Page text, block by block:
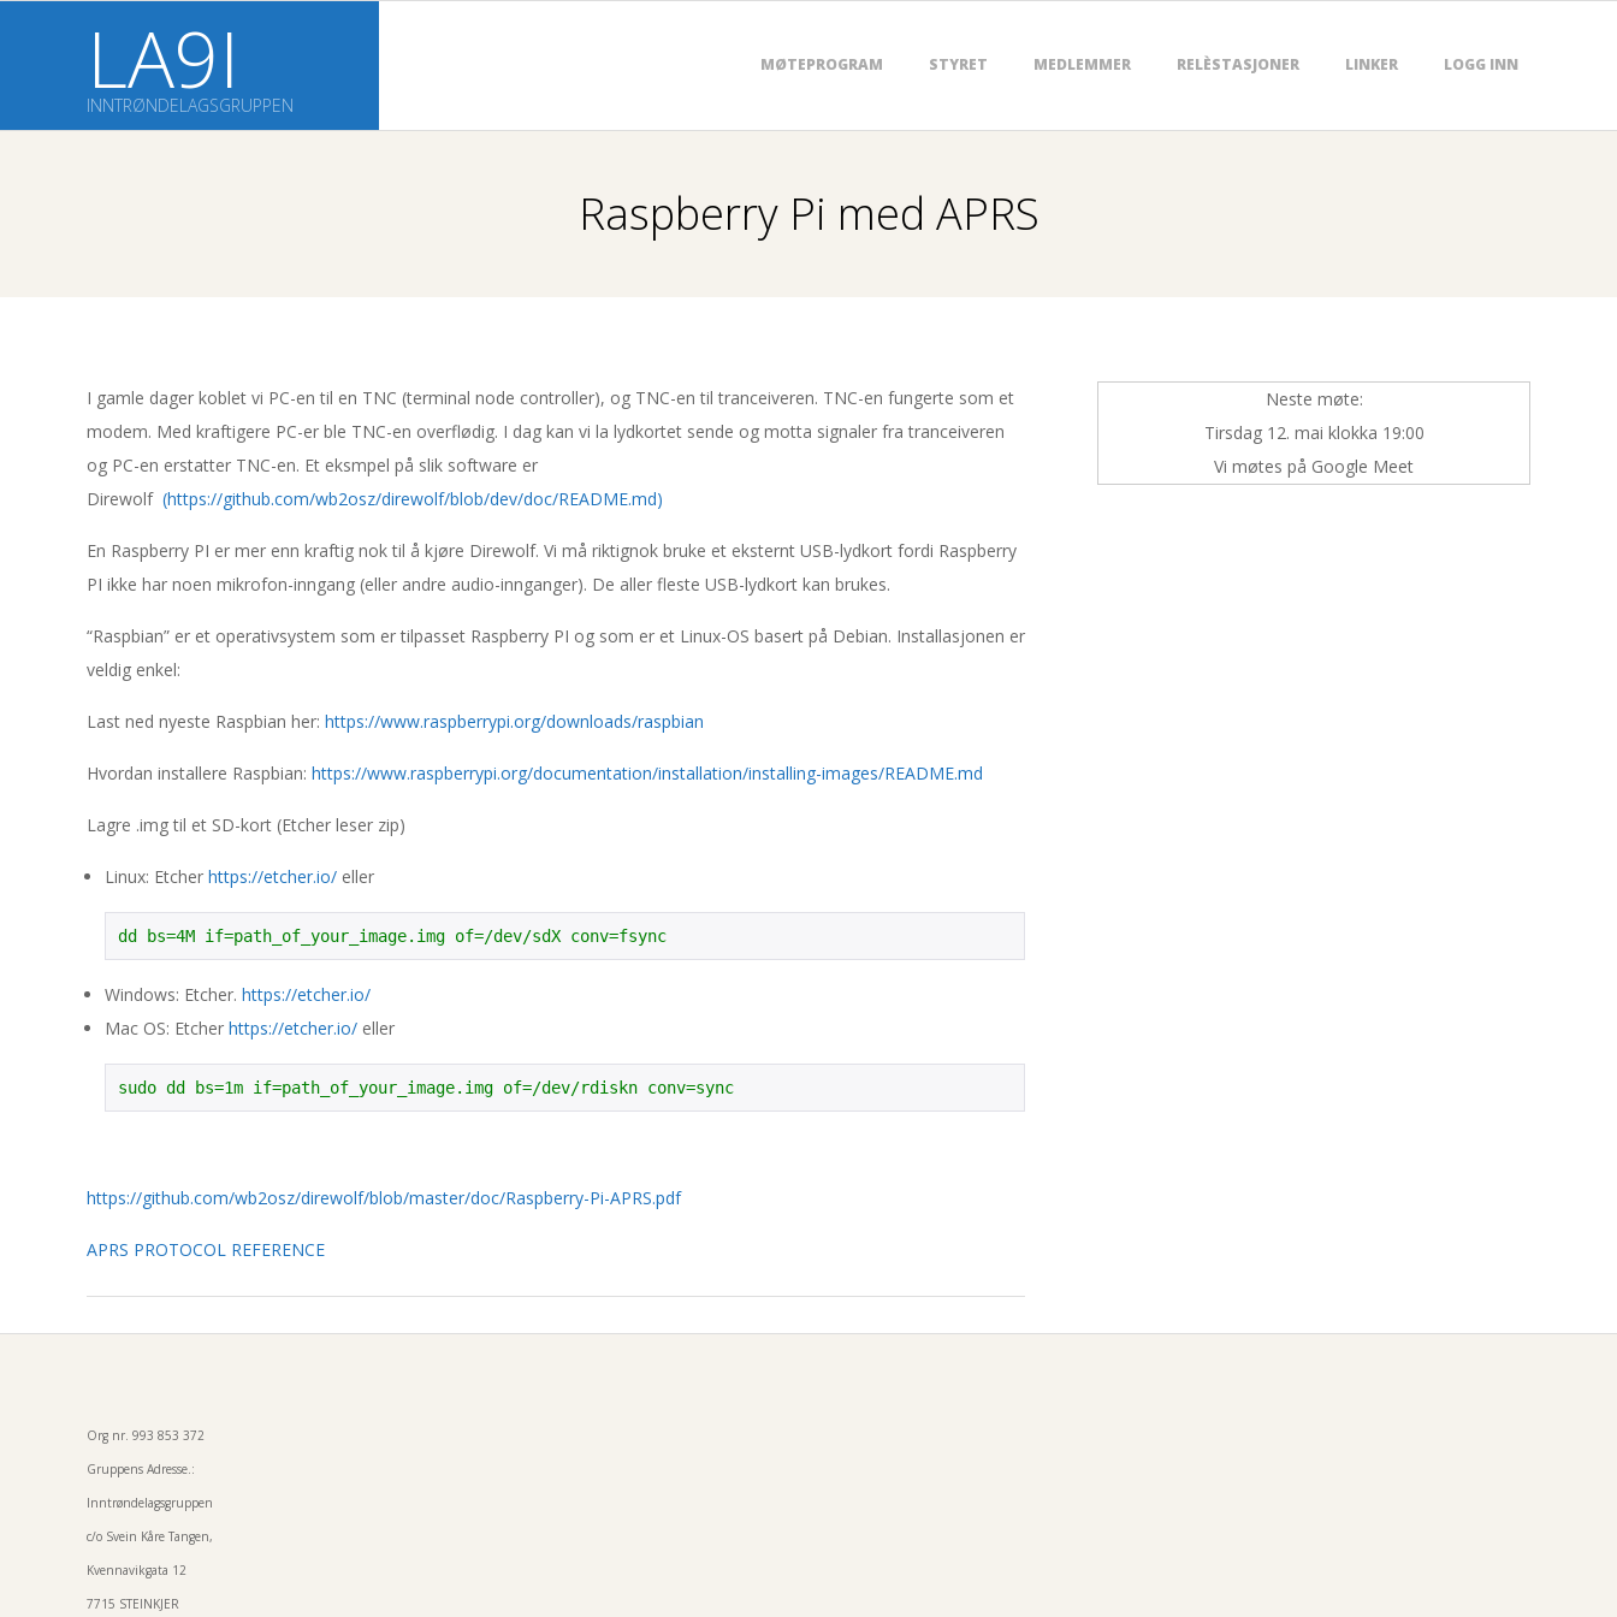
LA9I
INNTRØNDELAGSGRUPPEN
r
m
a
a
v
a
t
i
M
e
MØTEPROGRAM STYRET MEDLEMMER RELÈSTASJONER LINKER LOGG INN
Raspberry Pi med APRS
R
a
s
b
e
r
r
y
P
i
m
d
A
P
S
I gamle dager koblet vi PC-en til en TNC (terminal node controller), og TNC-en til tranceiveren. TNC-en fungerte som et
modem. Med kraftigere PC-er ble TNC-en overflødig. I dag kan vi la lydkortet sende og motta signaler fra tranceiveren
og PC-en erstatter TNC-en. Et eksmpel på slik software er
Direwolf (https://github.com/wb2osz/direwolf/blob/dev/doc/README.md)
En Raspberry PI er mer enn kraftig nok til å kjøre Direwolf. Vi må riktignok bruke et eksternt USB-lydkort fordi Raspberry
PI ikke har noen mikrofon-inngang (eller andre audio-innganger). De aller fleste USB-lydkort kan brukes.
“Raspbian” er et operativsystem som er tilpasset Raspberry PI og som er et Linux-OS basert på Debian. Installasjonen er
veldig enkel:
Last ned nyeste Raspbian her: https://www.raspberrypi.org/downloads/raspbian
Hvordan installere Raspbian: https://www.raspberrypi.org/documentation/installation/installing-images/README.md
Lagre .img til et SD-kort (Etcher leser zip)
Linux: Etcher https://etcher.io/ eller
dd bs=4M if=path_of_your_image.img of=/dev/sdX conv=fsync
Windows: Etcher. https://etcher.io/
Mac OS: Etcher https://etcher.io/ eller
sudo dd bs=1m if=path_of_your_image.img of=/dev/rdiskn conv=sync
https://github.com/wb2osz/direwolf/blob/master/doc/Raspberry-Pi-APRS.pdf
APRS PROTOCOL REFERENCE
Neste møte:
Tirsdag 12. mai klokka 19:00
Vi møtes på Google Meet
Org nr. 993 853 372
Gruppens Adresse.:
Inntrøndelagsgruppen
c/o Svein Kåre Tangen,
Kvennavikgata 12
7715 STEINKJER